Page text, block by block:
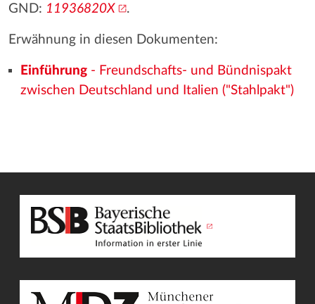
GND: 11936820X .
Erwähnung in diesen Dokumenten:
Einführung- Freundschafts- und Bündnispakt
zwischen Deutschland und Italien ("Stahlpakt")